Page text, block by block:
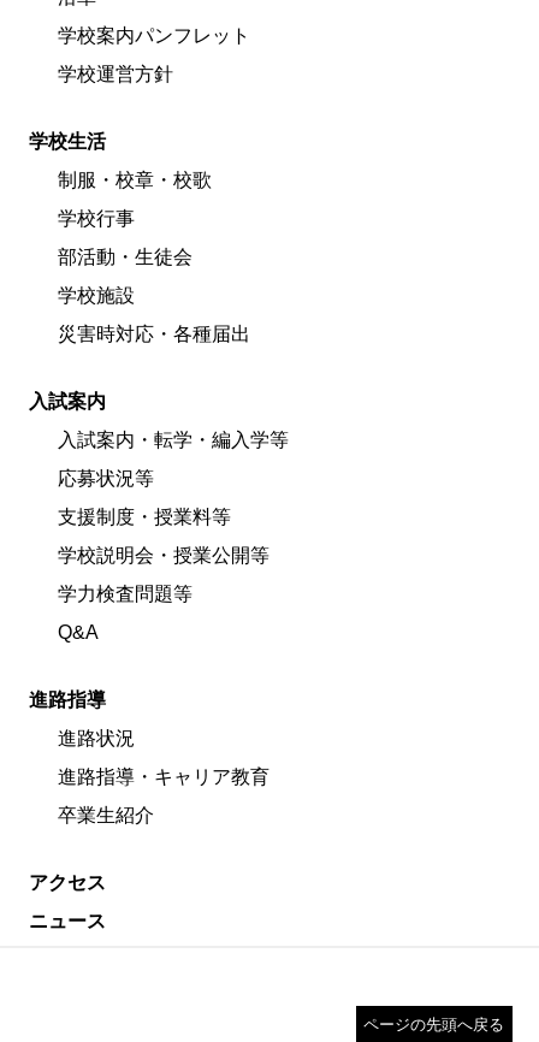
学校案内パンフレット
学校運営方針
学校生活
制服・校章・校歌
学校行事
部活動・生徒会
学校施設
災害時対応・各種届出
入試案内
入試案内・転学・編入学等
応募状況等
支援制度・授業料等
学校説明会・授業公開等
学力検査問題等
Q&A
進路指導
進路状況
進路指導・キャリア教育
卒業生紹介
アクセス
ニュース
ページの先頭へ戻る